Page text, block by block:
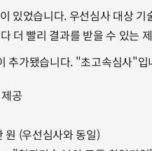
있었습니다. 우선심사 대상 기
더 빨리 결과를 받을 수 있는
추가됐습니다. "초고속심사"
공
원 (우선심사와 동일)